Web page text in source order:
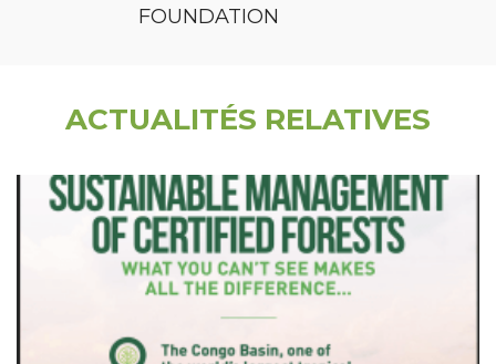
FOUNDATION
ACTUALITÉS RELATIVES